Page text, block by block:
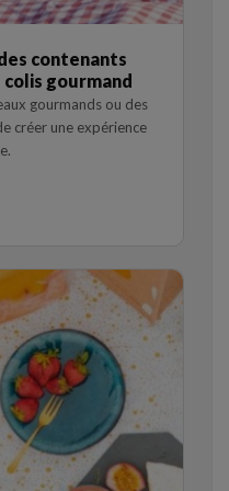
contenants
gourmand
gourmands ou des
créer une expérience